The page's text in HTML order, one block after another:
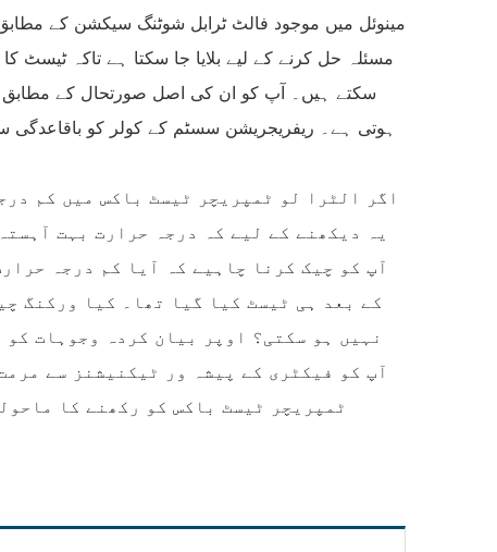
مینوئل میں موجود فالٹ ٹرابل شوٹنگ سیکشن کے
مسئلہ حل کرنے کے لیے بلایا جا سکتا ہے تاکہ ٹیسٹ
سکتے ہیں۔ آپ کو ان کی اصل صورتحال کے مطابق
ہوتی ہے۔ ریفریجریشن سسٹم کے کولر کو باقاعدگی سے
اگر الٹرا لو ٹمپریچر ٹیسٹ باکس میں کم
یہ دیکھنے کے لیے کہ درجہ حرارت بہت
آپ کو چیک کرنا چاہیے کہ آیا کم درجہ
کے بعد ہی ٹیسٹ کیا گیا تھا۔ کیا ورکنگ
نہیں ہو سکتی؟ اوپر بیان کردہ وجوہات
آپ کو فیکٹری کے پیشہ ور ٹیکنیشنز سے
ٹمپریچر ٹیسٹ باکس کو رکھنے کا